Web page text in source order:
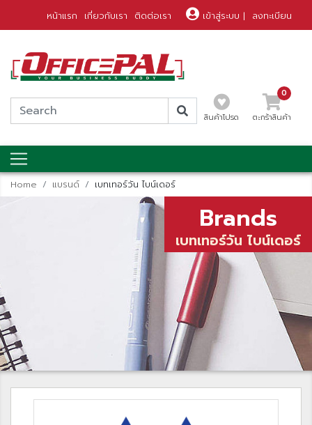
เข้าสู่ระบบ | ลงทะเบียน
หน้าแรก เกี่ยวกับเรา ติดต่อเรา
สินค้าโปรด ตะกร้าสินค้า
0
Home แบรนด์ เบทเทอร์วัน ไบน์เดอร์
Brands
เบทเทอร์วัน ไบน์เดอร์